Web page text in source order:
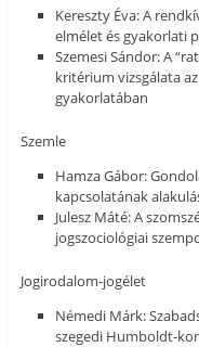
Kereszty Éva: A
elmélet és gyakorlati
Szemesi Sándor: A
kritérium vizsgálata
gyakorlatában
Szemle
Hamza Gábor:
kapcsolatának
Julesz Máté: A
jogszociológiai
Jogirodalom-jogélet
Némedi Márk:
szegedi Humboldt-